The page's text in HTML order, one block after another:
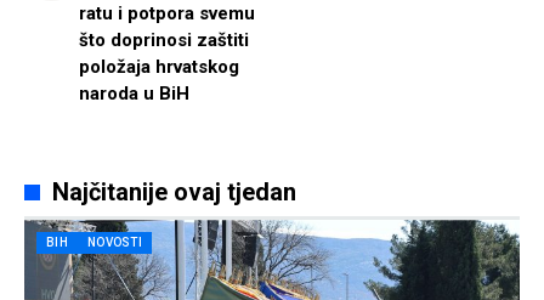
ratu i potpora svemu
što doprinosi zaštiti
položaja hrvatskog
naroda u BiH
Najčitanije ovaj tjedan
BIH NOVOSTI